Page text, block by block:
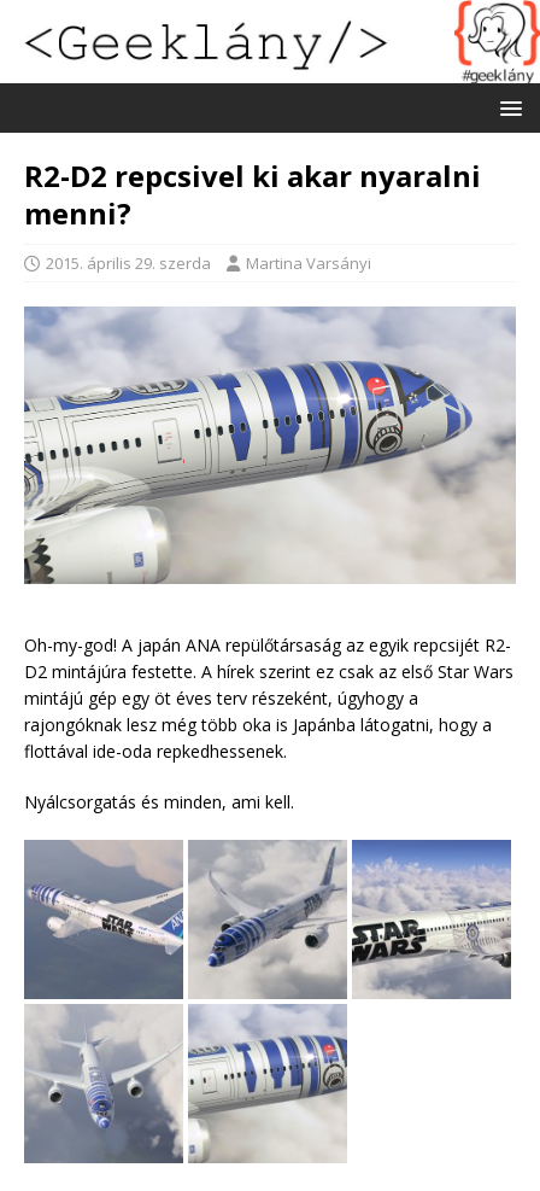
R2-D2 repcsivel ki akar nyaralni
menni?
2015. április 29. szerda Martina Varsányi
Oh-my-god! A japán ANA repülőtársaság az egyik repcsijét R2-
D2 mintájúra festette. A hírek szerint ez csak az első Star Wars
mintájú gép egy öt éves terv részeként, úgyhogy a
rajongóknak lesz még több oka is Japánba látogatni, hogy a
flottával ide-oda repkedhessenek.
Nyálcsorgatás és minden, ami kell.